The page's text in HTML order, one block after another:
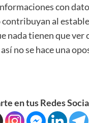
con
contribuyan al
nada tienen que ver
no se hace una
en tus Redes